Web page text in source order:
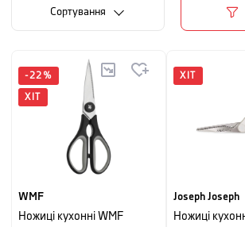
Сортування
-22 %
ХІТ
WMF
Ножиці кухонні WMF
ХІТ
Joseph Joseph
Ножиці